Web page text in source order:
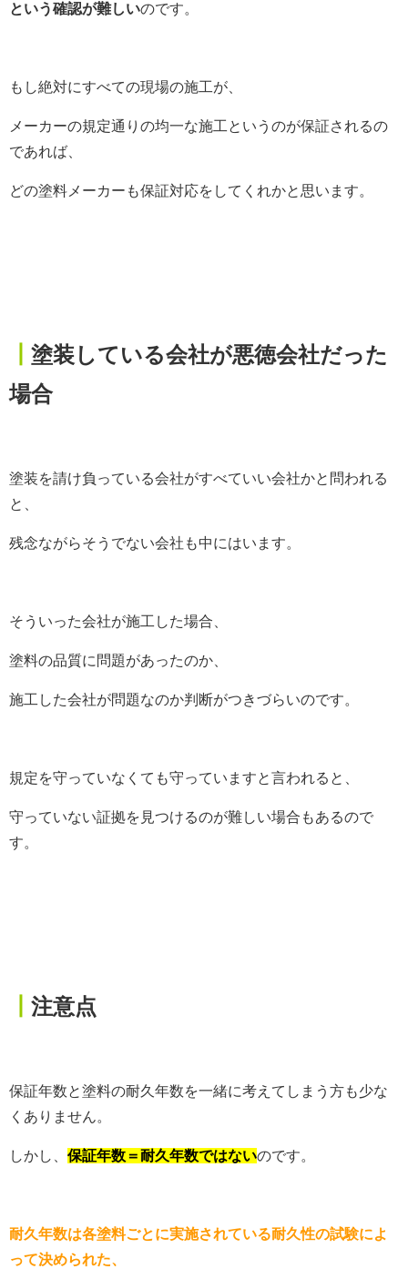
という確認が難しいのです。
もし絶対にすべての現場の施工が、
メーカーの規定通りの均一な施工というのが保証されるの
であれば、
どの塗料メーカーも保証対応をしてくれかと思います。
塗装している会社が悪徳会社だった
場合
塗装を請け負っている会社がすべていい会社かと問われる
と、
残念ながらそうでない会社も中にはいます。
そういった会社が施工した場合、
塗料の品質に問題があったのか、
施工した会社が問題なのか判断がつきづらいのです。
規定を守っていなくても守っていますと言われると、
守っていない証拠を見つけるのが難しい場合もあるので
す。
注意点
保証年数と塗料の耐久年数を一緒に考えてしまう方も少な
くありません。
しかし、 保証年数＝耐久年数ではないのです。
耐久年数は各塗料ごとに実施されている耐久性の試験によ
って決められた、